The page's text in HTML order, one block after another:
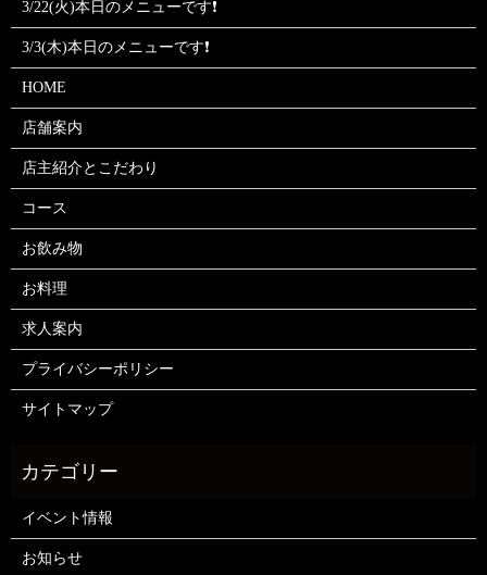
3/22(火)本日のメニューです❗
3/3(木)本日のメニューです❗
HOME
店舗案内
店主紹介とこだわり
コース
お飲み物
お料理
求人案内
プライバシーポリシー
サイトマップ
イベント情報
お知らせ